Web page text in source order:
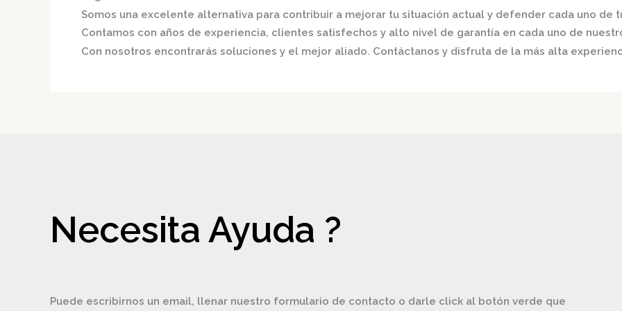
Somos una excelente alternativa para contribuir a mejorar tu situación actual y defender cada uno de
Contamos con años de experiencia, clientes satisfechos y alto nivel de garantía en cada uno de
Con nosotros encontrarás soluciones y el mejor aliado. Contáctanos y disfruta de la más alta
Necesita Ayuda ?
Puede escribirnos un email, llenar nuestro formulario de contacto o darle click al botón verde que